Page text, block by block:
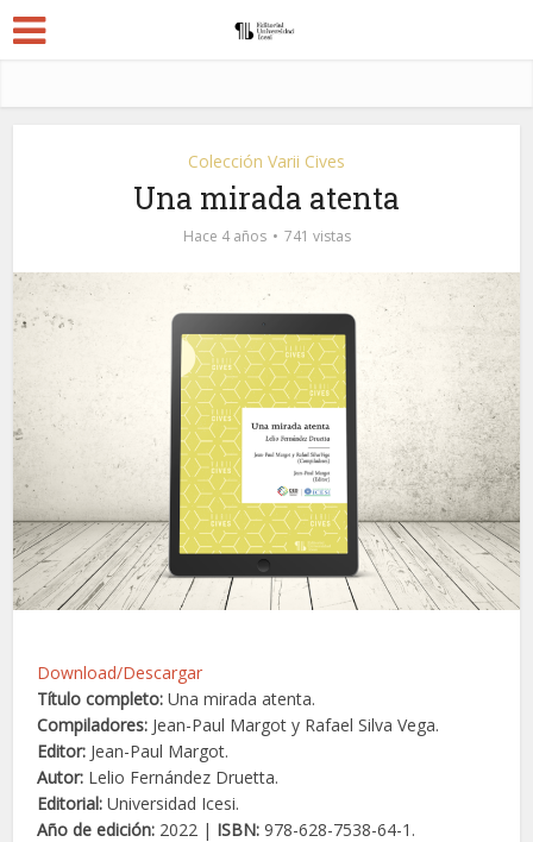
Colección Varii Cives
Una mirada atenta
Hace 4 años 741 vistas
Download/Descargar
Título completo: Una mirada atenta.
Compiladores: Jean-Paul Margot y Rafael Silva Vega.
Editor: Jean-Paul Margot.
Autor: Lelio Fernández Druetta.
Editorial: Universidad Icesi.
Año de edición: 2022 | ISBN: 978-628-7538-64-1.